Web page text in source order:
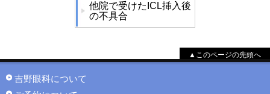
他院で受けたICL挿入後
の不具合
▲このページの先頭へ
吉野眼科について